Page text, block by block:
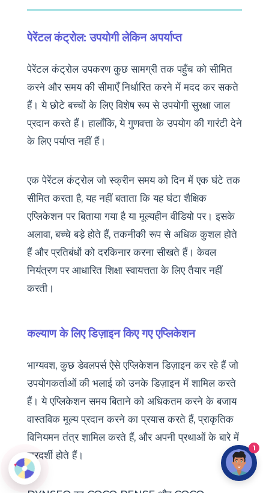
पेरेंटल कंट्रोल: उपयोगी लेकिन अपर्याप्त
पेरेंटल कंट्रोल उपकरण कुछ सामग्री तक पहुँच को सीमित
करने और समय की सीमाएँ निर्धारित करने में मदद कर सकते
हैं। ये छोटे बच्चों के लिए विशेष रूप से उपयोगी सुरक्षा जाल
प्रदान करते हैं। हालाँकि, ये गुणवत्ता के उपयोग की गारंटी देने
के लिए पर्याप्त नहीं हैं।
एक पेरेंटल कंट्रोल जो स्क्रीन समय को दिन में एक घंटे तक
सीमित करता है, यह नहीं बताता कि यह घंटा शैक्षिक
एप्लिकेशन पर बिताया गया है या मूल्यहीन वीडियो पर। इसके
अलावा, बच्चे बड़े होते हैं, तकनीकी रूप से अधिक कुशल होते
हैं और प्रतिबंधों को दरकिनार करना सीखते हैं। केवल
नियंत्रण पर आधारित शिक्षा स्वायत्तता के लिए तैयार नहीं
करती।
कल्याण के लिए डिज़ाइन किए गए एप्लिकेशन
भाग्यवश, कुछ डेवलपर्स ऐसे एप्लिकेशन डिज़ाइन कर रहे हैं जो
उपयोगकर्ताओं की भलाई को उनके डिज़ाइन में शामिल करते
हैं। ये एप्लिकेशन समय बिताने को अधिकतम करने के बजाय
वास्तविक मूल्य प्रदान करने का प्रयास करते हैं, प्राकृतिक
विनियमन तंत्र शामिल करते हैं, और अपनी प्रथाओं के बारे में
पारदर्शी होते हैं।
1